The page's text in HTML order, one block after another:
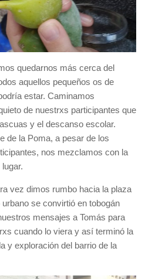
quedarnos más cerca del
aquellos pequeños os de
estar. Caminamos
de nuestrxs participantes que
y el descanso escolar.
de la Poma, a pesar de los
nos mezclamos con la
vez dimos rumbo hacia la plaza
se convirtió en tobogán
mensajes a Tomás para
cuando lo viera y así terminó la
y exploración del barrio de la